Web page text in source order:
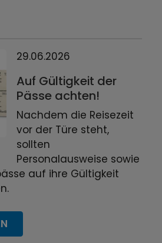
29.06.2026
Auf Gültigkeit der
Pässe achten!
Nachdem die Reisezeit
vor der Türe steht,
sollten
Personalausweise sowie
auf ihre Gültigkeit